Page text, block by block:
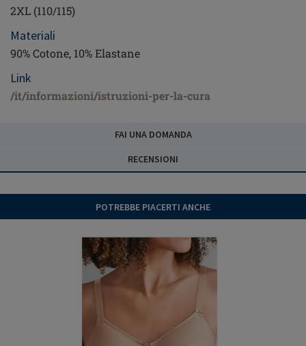
2XL (110/115)
Materiali
90% Cotone, 10% Elastane
Link
/it/informazioni/istruzioni-per-la-cura
FAI UNA DOMANDA
RECENSIONI
POTREBBE PIACERTI ANCHE